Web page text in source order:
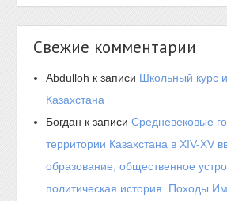
Свежие комментарии
Abdulloh к записи Школьный курс
Казахстана
Богдан к записиСредневековые
территории Казахстана в XIV-XV
образование, общественное
политическая история. Походы